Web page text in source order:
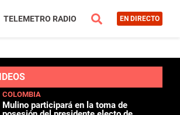
TELEMETRO RADIO EN DIRECTO
COLOMBIA
Mulino participará en la toma de